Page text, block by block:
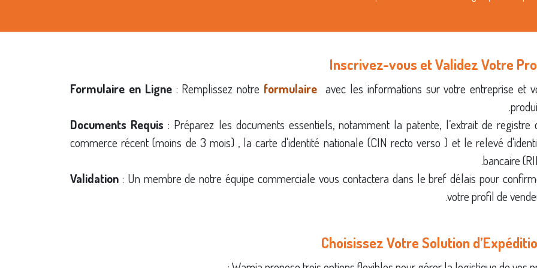
Formulaire en Ligne: Remplissez notre formulaire avec les informations sur votre entreprise et
Documents Requis : Préparez les documents essentiels, notamment la patente, l’extrait de registre
commerce récent (moins de 3 mois) , la carte d'identité nationale (CIN recto verso ) et le relevé
bancaire
Validation : Un membre de notre équipe commerciale vous contactera dans le bref délais pour
votre profil de